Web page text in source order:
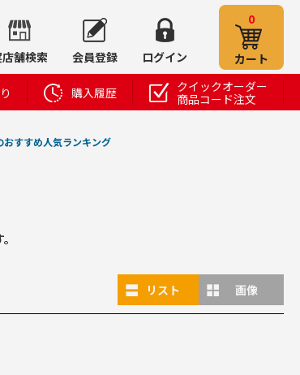
舗検索 会員登録 ログイン
0
カート
購入履歴
クイックオーダー
商品コード注文
すすめ人気ランキング
リスト 画像